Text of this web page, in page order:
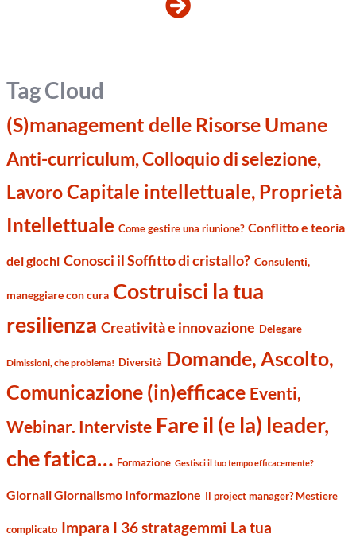
Tag Cloud
(S)management delle Risorse Umane
Anti-curriculum, Colloquio di selezione,
LavoroCapitale intellettuale, Proprietà
Intellettuale Come gestire una riunione? Conflitto e teoria
dei giochi Conosci il Soffitto di cristallo? Consulenti,
maneggiare con cura Costruisci la tua
resilienza Creatività e innovazione Delegare
Dimissioni, che problema! Diversità Domande, Ascolto,
Comunicazione (in)efficace Eventi,
Webinar. Interviste Fare il (e la) leader,
che fatica… Formazione Gestisci il tuo tempo efficacemente?
Giornali Giornalismo Informazione Il project manager? Mestiere
complicato Impara I 36 stratagemmi La tua